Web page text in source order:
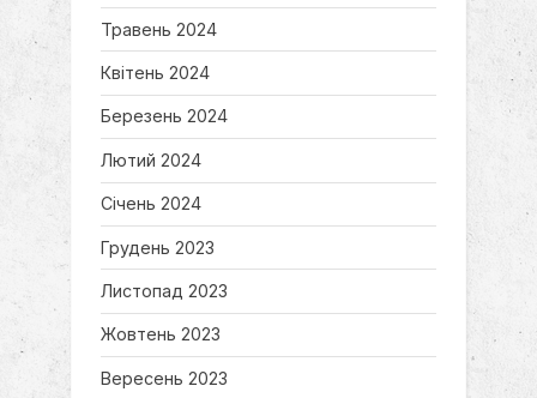
Травень 2024
Квітень 2024
Березень 2024
Лютий 2024
Січень 2024
Грудень 2023
Листопад 2023
Жовтень 2023
Вересень 2023